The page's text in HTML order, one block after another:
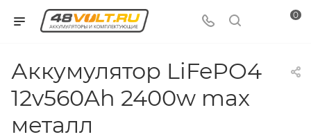
0
Аккумулятор LiFePO4
12v560Ah 2400w max
металл